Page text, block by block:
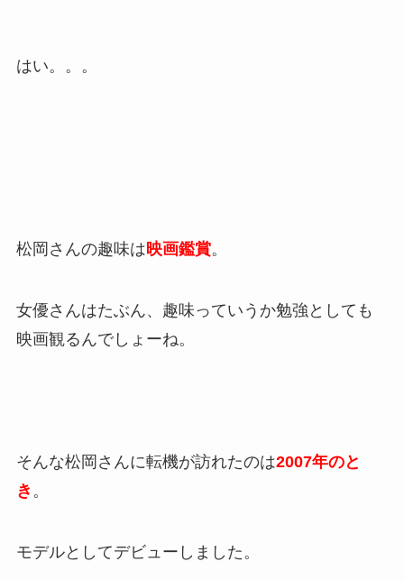
はい。。。
松岡さんの趣味は映画鑑賞。
女優さんはたぶん、趣味っていうか勉強としても
映画観るんでしょーね。
そんな松岡さんに転機が訪れたのは2007年のと
き 。
モデルとしてデビューしました。